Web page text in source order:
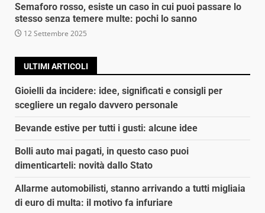
Semaforo rosso, esiste un caso in cui puoi passare lo
stesso senza temere multe: pochi lo sanno
12 Settembre 2025
ULTIMI ARTICOLI
Gioielli da incidere: idee, significati e consigli per
scegliere un regalo davvero personale
Bevande estive per tutti i gusti: alcune idee
Bolli auto mai pagati, in questo caso puoi
dimenticarteli: novità dallo Stato
Allarme automobilisti, stanno arrivando a tutti migliaia
di euro di multa: il motivo fa infuriare